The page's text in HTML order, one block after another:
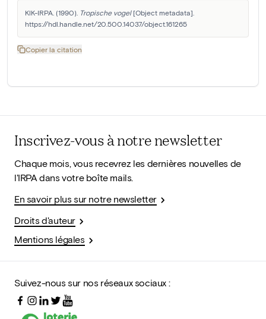
KIK-IRPA. (1990). Tropische vogel [Object metadata].
https://hdl.handle.net/20.500.14037/object.161265
Copier la citation
Inscrivez-vous à notre newsletter
Chaque mois, vous recevrez les dernières nouvelles de
l'IRPA dans votre boîte mails.
En savoir plus sur notre newsletter
Droits d'auteur
Mentions légales
Suivez-nous sur nos réseaux sociaux :